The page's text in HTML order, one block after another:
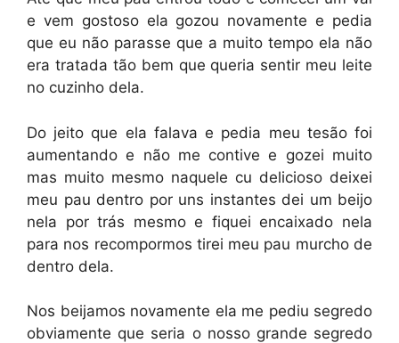
e vem gostoso ela gozou novamente e pedia
que eu não parasse que a muito tempo ela não
era tratada tão bem que queria sentir meu leite
no cuzinho dela.
Do jeito que ela falava e pedia meu tesão foi
aumentando e não me contive e gozei muito
mas muito mesmo naquele cu delicioso deixei
meu pau dentro por uns instantes dei um beijo
nela por trás mesmo e fiquei encaixado nela
para nos recompormos tirei meu pau murcho de
dentro dela.
Nos beijamos novamente ela me pediu segredo
obviamente que seria o nosso grande segredo